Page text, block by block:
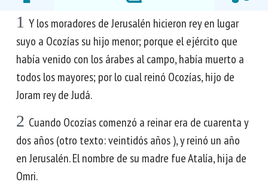
1 Y los moradores de Jerusalén hicieron rey en lugar
suyo a Ocozías su hijo menor; porque el ejército que
había venido con los árabes al campo, había muerto a
todos los mayores; por lo cual reinó Ocozías, hijo de
Joram rey de Judá.
2 Cuando Ocozías comenzó a reinar era de cuarenta y
dos años (otro texto: veintidós años ), y reinó un año
en Jerusalén. El nombre de su madre fue Atalía, hija de
Omri.